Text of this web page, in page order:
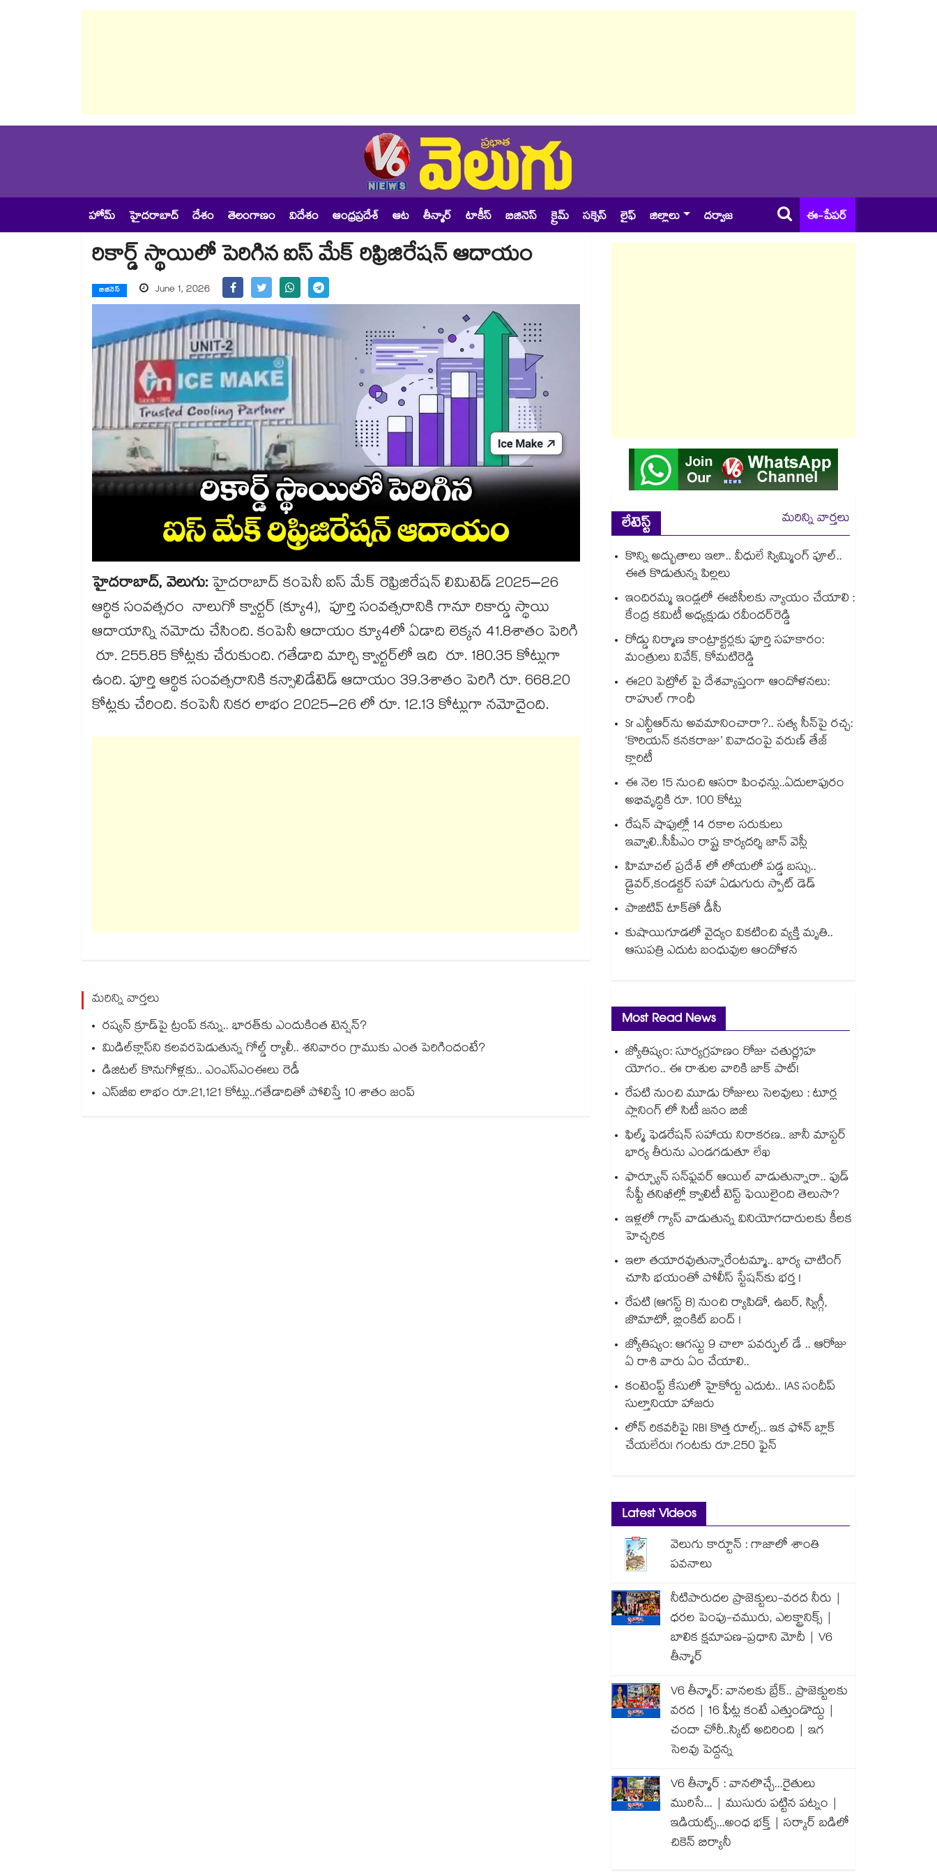
హోమ్ హైదరాబాద్ దేశం తెలంగాణం విదేశం ఆంధ్రప్రదేశ్ ఆట తీన్మార్ టాకీస్ బిజినెస్ క్రైమ్ సక్సెస్ లైఫ్ జిల్లాలు దర్వాజ ఈ-పేపర్
రికార్డ్ స్థాయిలో పెరిగిన ఐస్‌‌ మేక్ రిఫ్రిజిరేషన్‌‌ ఆదాయం
బిజినెస్ June 1, 2026
హైదరాబాద్‌‌, వెలుగు:హైదరాబాద్ కంపెనీ ఐస్ మేక్ రెఫ్రిజిరేషన్ లిమిటెడ్ 2025–26
ఆర్థిక సంవత్సరం నాలుగో క్వార్టర్‌‌‌‌ (క్యూ4), పూర్తి సంవత్సరానికి గానూ రికార్డు స్థాయి
ఆదాయాన్ని నమోదు చేసింది. కంపెనీ ఆదాయం క్యూ4లో ఏడాది లెక్కన 41.8శాతం పెరిగి
రూ. 255.85 కోట్లకు చేరుకుంది. గతేడాది మార్చి క్వార్టర్‌‌‌‌లో ఇది రూ. 180.35 కోట్లుగా
ఉంది. పూర్తి ఆర్థిక సంవత్సరానికి కన్సాలిడేటెడ్‌‌ ఆదాయం 39.3శాతం పెరిగి రూ. 668.20
కోట్లకు చేరింది. కంపెనీ నికర లాభం 2025–26 లో రూ. 12.13 కోట్లుగా నమోదైంది.
మరిన్ని వార్తలు
రష్యన్ క్రూడ్‌పై ట్రంప్ కన్ను.. భారత్‌కు ఎందుకింత టెన్షన్?
మిడిల్‌క్లాస్‌ని కలవరపెడుతున్న గోల్డ్ ర్యాలీ.. శనివారం గ్రాముకు ఎంత పెరిగిందంటే?
డిజిటల్ కొనుగోళ్లకు.. ఎంఎస్ఎంఈలు రెడీ
ఎస్‌‌‌‌‌‌‌‌బీఐ లాభం రూ.21,121 కోట్లు..గతేడాదితో పోలిస్తే 10 శాతం జంప్
లేటెస్ట్
మరిన్ని వార్తలు
కొన్ని అద్భుతాలు ఇలా.. వీధులే స్విమ్మింగ్ పూల్..
ఈత కొడుతున్న పిల్లలు
ఇందిరమ్మ ఇండ్లలో ఈబీసీలకు న్యాయం చేయాలి :
కేంద్ర కమిటీ అధ్యక్షుడు రవీందర్‌‌‌‌రెడ్డి
రోడ్డు నిర్మాణ కాంట్రాక్టర్లకు పూర్తి సహకారం:
మంత్రులు వివేక్, కోమటిరెడ్డి
ఈ20 పెట్రోల్ పై దేశవ్యాప్తంగా ఆందోళనలు:
రాహుల్ గాంధీ
Sr ఎన్టీఆర్‌ను అవమానించారా?.. సత్య సీన్‌పై రచ్చ:
‘కొరియన్ కనకరాజు’ వివాదంపై వరుణ్ తేజ్
క్లారిటీ
ఈ నెల 15 నుంచి ఆసరా పింఛన్లు..ఏదులాపురం
అభివృద్ధికి రూ. 100 కోట్లు
రేషన్ షాపుల్లో 14 రకాల సరుకులు
ఇవ్వాలి..సీపీఎం రాష్ట్ర కార్యదర్శి జాన్ వెస్లీ
హిమాచల్ ప్రదేశ్ లో లోయలో పడ్డ బస్సు..
డ్రైవర్,కండక్టర్ సహా ఏడుగురు స్పాట్ డెడ్
పాజిటివ్ టాక్⁬తో డీసీ
కుషాయిగూడలో వైద్యం వికటించి వ్యక్తి మృతి..
ఆసుపత్రి ఎదుట బంధువుల ఆందోళన
Most Read News
జ్యోతిష్యం: సూర్యగ్రహణం రోజు చతుర్గ్రహ
యోగం.. ఈ రాశుల వారికి జాక్ పాట్!
రేపటి నుంచి మూడు రోజులు సెలవులు : టూర్ల
ప్లానింగ్ లో సిటీ జనం బిజీ
ఫిల్మ్ ఫెడరేషన్ సహాయ నిరాకరణ.. జానీ మాస్టర్
భార్య తీరును ఎండగడుతూ లేఖ
ఫార్చ్యూన్ సన్‌ఫ్లవర్ ఆయిల్ వాడుతున్నారా.. ఫుడ్
సేఫ్టీ తనిఖీల్లో క్వాలిటీ టెస్ట్ ఫెయిలైంది తెలుసా?
ఇళ్లలో గ్యాస్ వాడుతున్న వినియోగదారులకు కీలక
హెచ్చరిక
ఇలా తయారవుతున్నారేంటమ్మా.. భార్య చాటింగ్
చూసి భయంతో పోలీస్ స్టేషన్⁫కు భర్త !
రేపటి (ఆగస్ట్ 8) నుంచి ర్యాపిడో, ఉబర్, స్విగ్గీ,
జొమాటో, బ్లింకిట్ బంద్ !
జ్యోతిష్యం: ఆగస్టు 9 చాలా పవర్ఫుల్ డే .. ఆరోజు
ఏ రాశి వారు ఏం చేయాలి..
కంటెంప్ట్ కేసులో హైకోర్టు ఎదుట.. IAS సందీప్
సుల్తానియా హాజరు
లోన్ రికవరీపై RBI కొత్త రూల్స్.. ఇక ఫోన్ బ్లాక్
చేయలేరు! గంటకు రూ.250 ఫైన్
Latest Videos
వెలుగు కార్టూన్ : గాజాలో శాంతి
పవనాలు
నీటిపారుదల ప్రాజెక్టులు-వరద నీరు |
ధరల పెంపు-చమురు, ఎలక్ట్రానిక్స్ |
బాలిక క్షమాపణ-ప్రధాని మోదీ | V6
తీన్మార్
V6 తీన్మార్: వానలకు బ్రేక్.. ప్రాజెక్టులకు
వరద | 16 ఫీట్ల కంటే ఎత్తుండొద్దు |
చందా చోరీ..స్కిట్ అదిరింది | ఇగ
సెలవు పెద్దన్న
V6 తీన్మార్ : వానలొచ్చే...రైతులు
మురిసే... | ముసురు పట్టిన పట్నం |
ఇడియట్స్...అంధ భక్త్ | సర్కార్ బడిలో
చికెన్ బిర్యానీ